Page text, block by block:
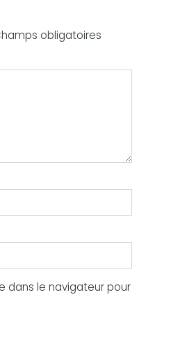
obligatoires
dans le navigateur pour